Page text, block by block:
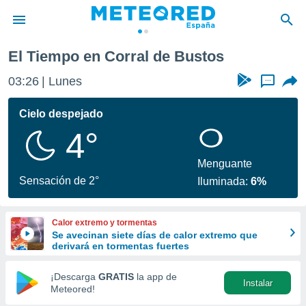
de
por
se
calidad.
a este
las
y
forma
digital
basada
El Tiempo en Corral de Bustos
03:26 Lunes ...
Cielo despejado
4°
Sensación de 2°
Menguante
Iluminada:6%
Calor extremo y tormentas
Se avecinan siete días de calor extremo que
derivará en tormentas fuertes
¡Descarga GRATIS la app de
Meteored!
Instalar